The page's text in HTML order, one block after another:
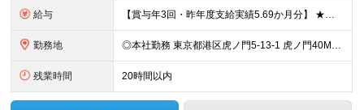
給与 【賞与年3回・昨年度支給実績5.69か月分】 ★想定年収500万円～ ★前職給与考慮あり 月給27万円～59万円 +残業代全額支給(1分単位、監督職以下) +人事評価による賞与年2回（4月/10月）
勤務地 ◎本社勤務 東京都港区虎ノ門5-13-1 虎ノ門40MTビル 8F ※原則として、転居を伴う転勤はありません ※(変更の範囲)上記を除く当社関連勤務地
残業時間 20時間以内